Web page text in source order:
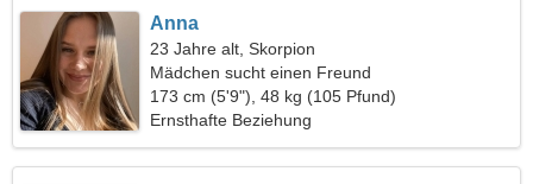
Anna
23 Jahre alt, Skorpion
Mädchen sucht einen Freund
173 cm (5'9"), 48 kg (105 Pfund)
Ernsthafte Beziehung